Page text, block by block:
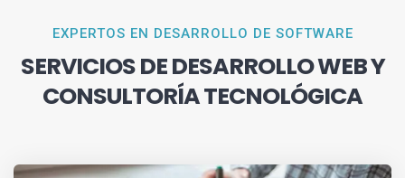
EXPERTOS EN DESARROLLO DE SOFTWARE
SERVICIOS DE DESARROLLO WEB Y
CONSULTORÍA TECNOLÓGICA